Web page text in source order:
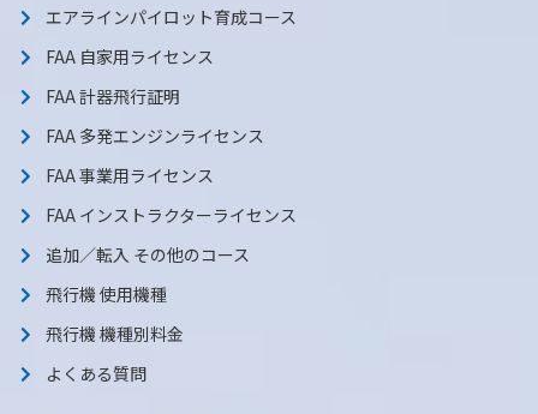
エアラインパイロット育成コース
FAA 自家用ライセンス
FAA 計器飛行証明
FAA 多発エンジンライセンス
FAA 事業用ライセンス
FAA インストラクターライセンス
追加／転入 その他のコース
飛行機 使用機種
飛行機 機種別料金
よくある質問